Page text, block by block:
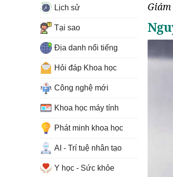
Lịch sử
Tại sao
Địa danh nổi tiếng
Hỏi đáp Khoa học
Công nghệ mới
Khoa học máy tính
Phát minh khoa học
AI - Trí tuệ nhân tạo
Y học - Sức khỏe